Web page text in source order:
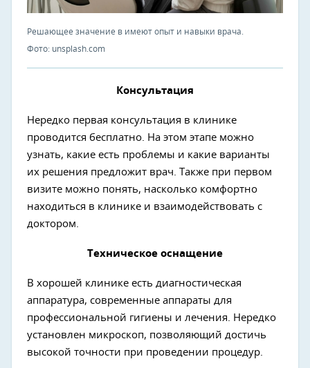
Решающее значение в имеют опыт и навыки врача.
Фото: unsplash.com
Консультация
Нередко первая консультация в клинике
проводится бесплатно. На этом этапе можно
узнать, какие есть проблемы и какие варианты
их решения предложит врач. Также при первом
визите можно понять, насколько комфортно
находиться в клинике и взаимодействовать с
доктором.
Техническое оснащение
В хорошей клинике есть диагностическая
аппаратура, современные аппараты для
профессиональной гигиены и лечения. Нередко
установлен микроскоп, позволяющий достичь
высокой точности при проведении процедур.